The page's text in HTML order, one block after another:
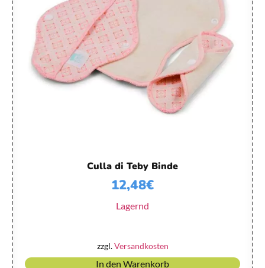
Culla di Teby Binde
12,48€
Lagernd
zzgl.Versandkosten
In den Warenkorb